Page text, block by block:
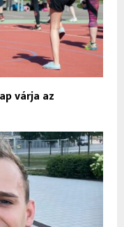
várja az